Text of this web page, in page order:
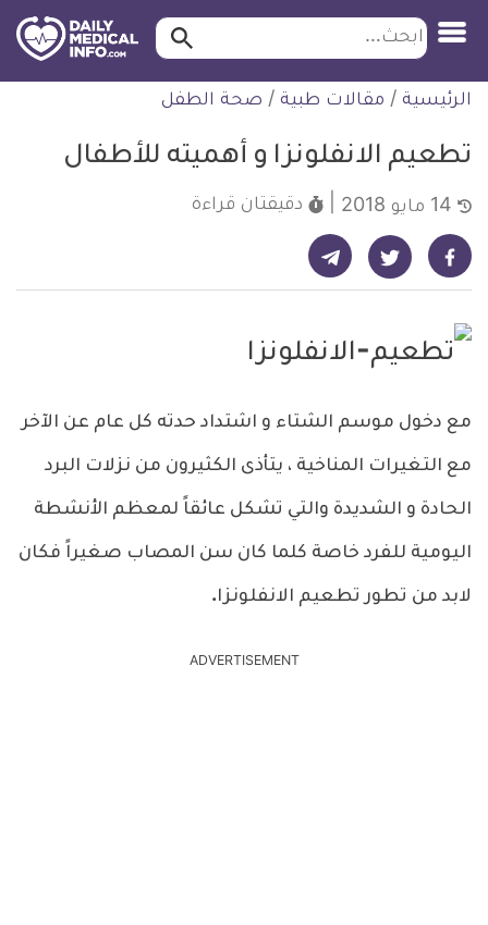
التخطي
للمحتوى
ابحث ابحث…
الرئيسية / مقالات طبية / صحة الطفل
تطعيم الانفلونزا و أهميته للأطفال
دقيقتان قراءة
شارك على فيسبوك - ديلي ميديكال انفو شارك على تويتر - ديلي ميديكال انفو شارك على تيليجرام - ديلي ميديكال انفو
مع دخول موسم الشتاء و اشتداد حدته كل عام عن الآخر
مع التغيرات المناخية ، يتأذى الكثيرون من نزلات البرد
الحادة و الشديدة والتي تشكل عائقاً لمعظم الأنشطة
اليومية للفرد خاصة كلما كان سن المصاب صغيراً فكان
لابد من تطور تطعيم الانفلونزا.
ADVERTISEMENT